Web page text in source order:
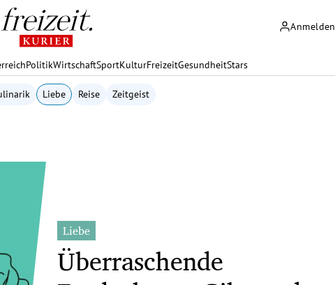
Anmelden
PolitikWirtschaftSportKulturFreizeitGesundheitStars
Liebe Reise Zeitgeist
Liebe
Überraschende